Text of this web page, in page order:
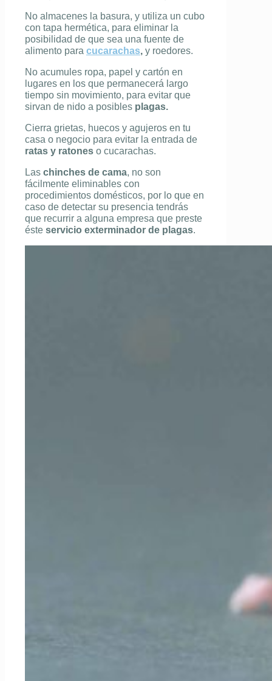
No almacenes la basura, y utiliza un cubo
con tapa hermética, para eliminar la
posibilidad de que sea una fuente de
alimento para cucarachas, y roedores.
No acumules ropa, papel y cartón en
lugares en los que permanecerá largo
tiempo sin movimiento, para evitar que
sirvan de nido a posibles plagas.
Cierra grietas, huecos y agujeros en tu
casa o negocio para evitar la entrada de
ratas y ratones o cucarachas.
Las chinches de cama, no son
fácilmente eliminables con
procedimientos domésticos, por lo que en
caso de detectar su presencia tendrás
que recurrir a alguna empresa que preste
éste servicio exterminador de plagas.